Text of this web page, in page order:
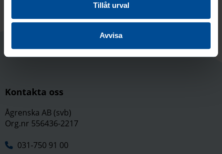
Tillåt urval
Avvisa
Kontakta oss
Ågrenska AB (svb)
Org.nr 556436-2217
031-750 91 00